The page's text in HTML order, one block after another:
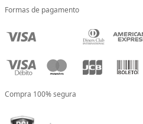
Formas de pagamento
Compra 100% segura